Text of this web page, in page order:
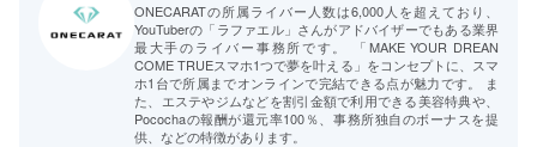
ONECARATの所属ライバー人数は6,000人を超えており、
YouTuberの「ラファエル」さんがアドバイザーでもある業界
最大手のライバー事務所です。 「MAKE YOUR DREAN
COME TRUEスマホ1つで夢を叶える」をコンセプトに、スマ
ホ1台で所属までオンラインで完結できる点が魅力です。 ま
た、エステやジムなどを割引金額で利用できる美容特典や、
Pocochaの報酬が還元率100％、事務所独自のボーナスを提
供、などの特徴があります。